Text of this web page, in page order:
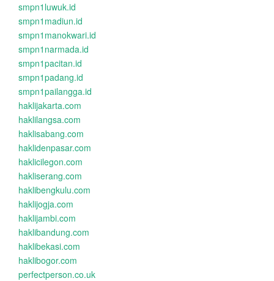
smpn1luwuk.id
smpn1madiun.id
smpn1manokwari.id
smpn1narmada.id
smpn1pacitan.id
smpn1padang.id
smpn1pailangga.id
haklijakarta.com
haklilangsa.com
haklisabang.com
haklidenpasar.com
haklicilegon.com
hakliserang.com
haklibengkulu.com
haklijogja.com
haklijambi.com
haklibandung.com
haklibekasi.com
haklibogor.com
perfectperson.co.uk